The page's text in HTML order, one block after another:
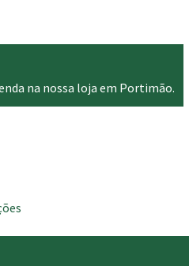
na nossa loja em Portimão.